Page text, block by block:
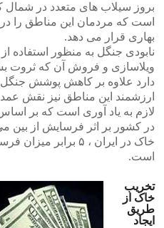
بروز سیلاب های متعدد در شمال
است که مردمان این مناطق را
بهاری قرار می دهد.
نابودی جنگل به منظور استفاده
ویلاسازی و فروش آن که ثروت
دارد علاوه بر کاهش پوشش
ارزشمند این مناطق نیز نقش
در کشور بر اثر فرسایش از بین
خاک در ایران ، ۵
است.
تخریب
خاک از
طریق
ایجاد